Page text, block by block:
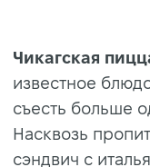
Чикагская
известное
съесть больше
Насквозь
сэндвич с